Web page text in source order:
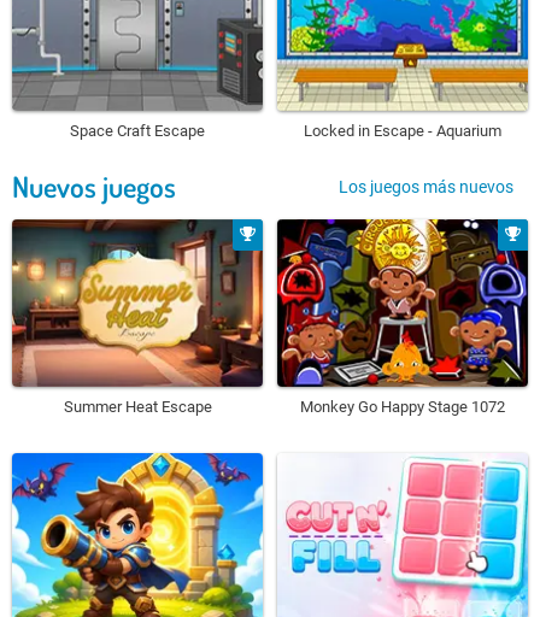
Space Craft Escape Locked in Escape - Aquarium
Nuevos juegos Los juegos más nuevos
Summer Heat Escape Monkey Go Happy Stage 1072